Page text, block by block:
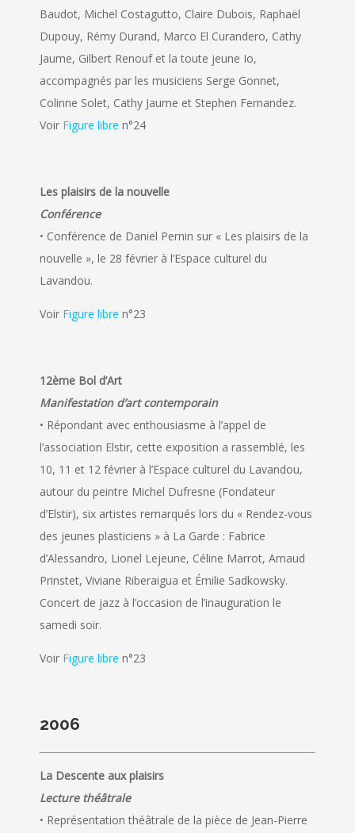
Baudot, Michel Costagutto, Claire Dubois, Raphaël
Dupouy, Rémy Durand, Marco El Curandero, Cathy
Jaume, Gilbert Renouf et la toute jeune Io,
accompagnés par les musiciens Serge Gonnet,
Colinne Solet, Cathy Jaume et Stephen Fernandez.
Voir Figure libre n°24
Les plaisirs de la nouvelle
Conférence
• Conférence de Daniel Pernin sur « Les plaisirs de la
nouvelle », le 28 février à l’Espace culturel du
Lavandou.
Voir Figure libre n°23
12ème Bol d’Art
Manifestation d’art contemporain
• Répondant avec enthousiasme à l’appel de
l’association Elstir, cette exposition a rassemblé, les
10, 11 et 12 février à l’Espace culturel du Lavandou,
autour du peintre Michel Dufresne (Fondateur
d’Elstir), six artistes remarqués lors du « Rendez-vous
des jeunes plasticiens » à La Garde : Fabrice
d’Alessandro, Lionel Lejeune, Céline Marrot, Arnaud
Prinstet, Viviane Riberaigua et Émilie Sadkowsky.
Concert de jazz à l’occasion de l’inauguration le
samedi soir.
Voir Figure libre n°23
2006
La Descente aux plaisirs
Lecture théâtrale
• Représentation théâtrale de la pièce de Jean-Pierre